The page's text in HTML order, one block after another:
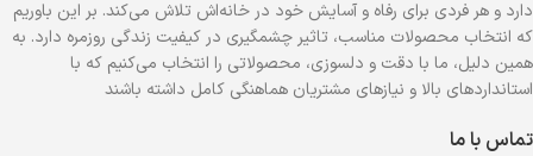
دارد و هر فردی برای رفاه و آسایش خود در خانه‌اش تلاش می‌کند. بر این باوریم
که انتخاب محصولات مناسب، تاثیر چشمگیری در کیفیت زندگی روزمره دارد. به
همین دلیل، ما با دقت و دلسوزی، محصولاتی را انتخاب می‌کنیم که با
استانداردهای بالا و نیازهای مشتریان هماهنگی کامل داشته باشند
تماس با ما